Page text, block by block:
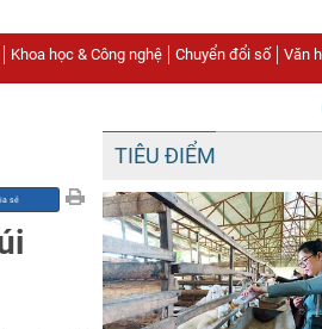
Khoa học & Công nghệ Chuyển đổi số Văn
TIÊU ĐIỂM